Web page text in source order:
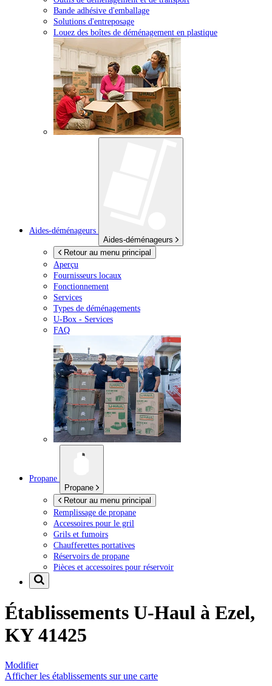
Bande adhésive d'emballage
Solutions d'entreposage
Louez des boîtes de déménagement en plastique
Aides-déménageurs
Aides-déménageurs
Retour au menu principal
Aperçu
Fournisseurs locaux
Fonctionnement
Services
Types de déménagements
U-Box - Services
FAQ
Propane
Propane
Retour au menu principal
Remplissage de propane
Accessoires pour le gril
Grils et fumoirs
Chaufferettes portatives
Réservoirs de propane
Pièces et accessoires pour réservoir
Établissements U-Haul à Ezel,
KY 41425
Modifier
Afficher les établissements sur une carte